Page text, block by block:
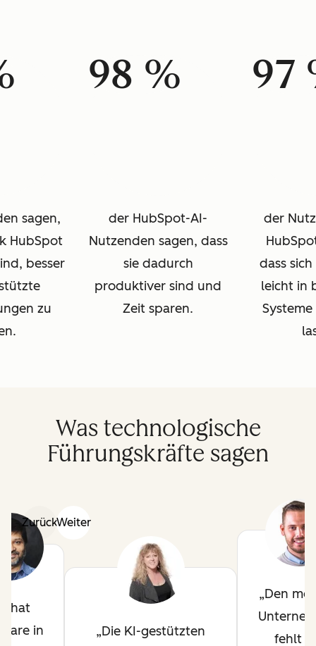
sagen,
HubSpot
besser
zu
98 %
der HubSpot-AI-
Nutzenden sagen, dass
sie dadurch
produktiver sind und
Zeit sparen.
97
der
dass
leicht in
Was technologische
Führungskräfte sagen
ZurückWeiter
hat
in
Die KI-gestützten
Den
fehlt